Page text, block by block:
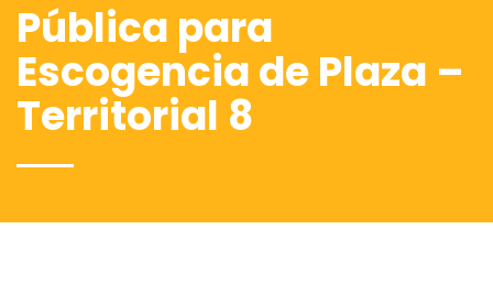
Pública para
Escogencia de Plaza –
Territorial 8